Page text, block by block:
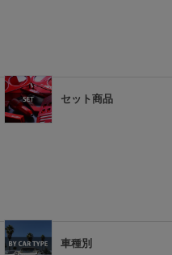
セット商品
車種別